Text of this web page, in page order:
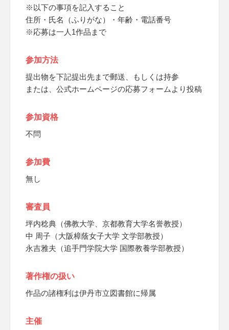
※以下の事項を記入すること
住所・氏名（ふりがな）・年齢・電話番号
※応募は一人1作品まで
参加方法
提出物を下記提出先まで郵送、もしくは持参
または、公式ホームページの応募フォームより投稿
参加資格
不問
参加費
無し
審査員
坪内稔典（佛教大学、京都教育大学名誉教授）
中 周子（大阪樟蔭女子大学 文学部教授）
永吉雅夫（追手門学院大学 国際教養学部教授）
著作権の扱い
作品の諸権利は伊丹市立図書館に帰属
主催